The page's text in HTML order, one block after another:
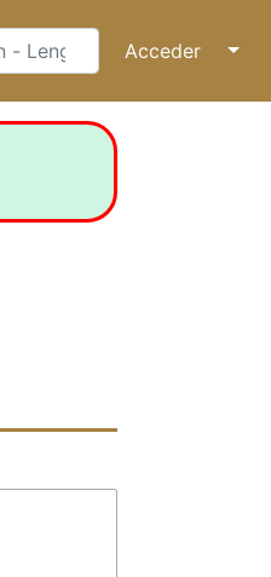
Acceder ↓